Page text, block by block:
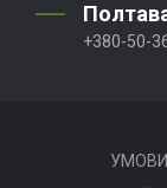
+380-50-